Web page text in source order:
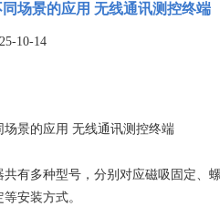
场景的应用 无线通讯测控终端
10-14
场景的应用 无线通讯测控终端
有多种型号，分别对应磁吸固定、
安装方式。